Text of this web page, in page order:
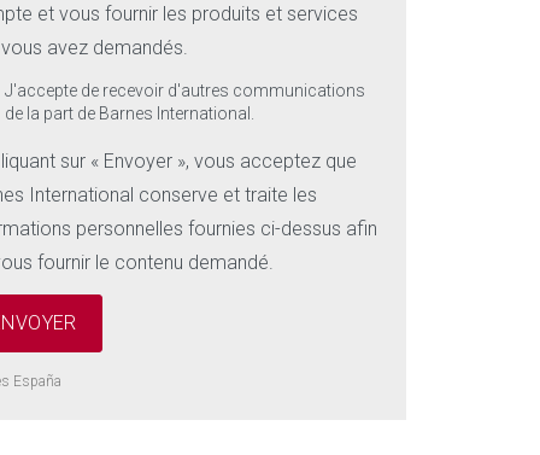
et vous fournir les produits et services
avez demandés.
J'accepte de recevoir d'autres communications
de la part de Barnes International.
sur « Envoyer », vous acceptez que
International conserve et traite les
personnelles fournies ci-dessus afin
fournir le contenu demandé.
España